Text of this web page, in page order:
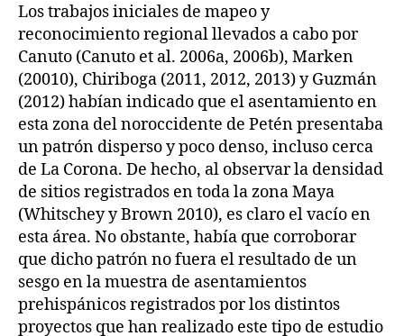
Los trabajos iniciales de mapeo y
reconocimiento regional llevados a cabo por
Canuto (Canuto et al. 2006a, 2006b), Marken
(20010), Chiriboga (2011, 2012, 2013) y Guzmán
(2012) habían indicado que el asentamiento en
esta zona del noroccidente de Petén presentaba
un patrón disperso y poco denso, incluso cerca
de La Corona. De hecho, al observar la densidad
de sitios registrados en toda la zona Maya
(Whitschey y Brown 2010), es claro el vacío en
esta área. No obstante, había que corroborar
que dicho patrón no fuera el resultado de un
sesgo en la muestra de asentamientos
prehispánicos registrados por los distintos
proyectos que han realizado este tipo de estudio